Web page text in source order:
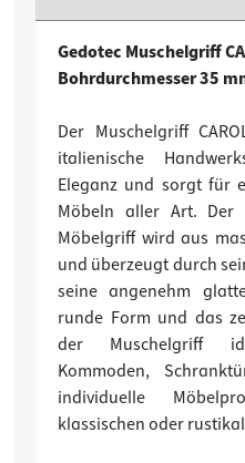
Gedotec Muschelgriff
Bohrdurchmesser 35
Der Muschelgriff
italienische
Eleganz und sorgt für
Möbeln aller Art. Der
Möbelgriff wird aus
und überzeugt durch
seine angenehm
runde Form und das
der Muschelgriff
Kommoden,
individuelle
klassischen oder